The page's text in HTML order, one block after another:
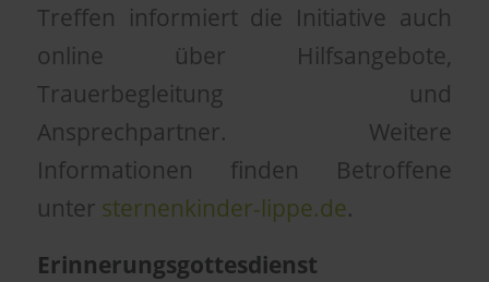
Treffen informiert die Initiative auch
online über Hilfsangebote,
Trauerbegleitung und
Ansprechpartner. Weitere
Informationen finden Betroffene
unter sternenkinder-lippe.de.
Erinnerungsgottesdienst